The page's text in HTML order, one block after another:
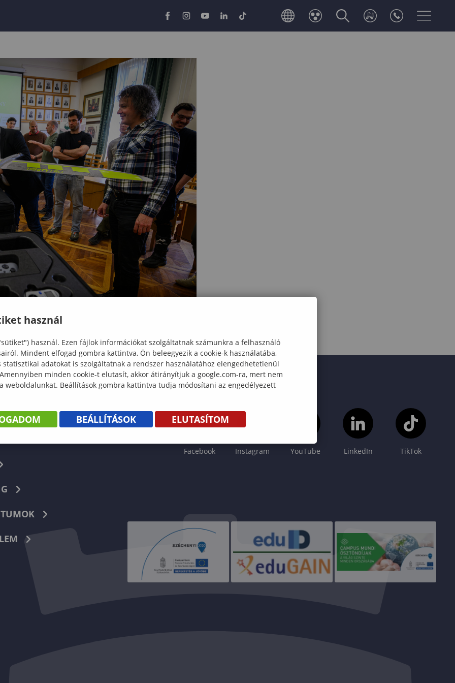
Facebook Instagram YouTube LinkedIn TikTok
használ
használ. Ezen fájlok információkat szolgáltatnak számunkra a felhasználó
Mindent elfogad gombra kattintva, Ön beleegyezik a cookie-k használatába,
statisztikai adatokat is szolgáltatnak a rendszer használatához elengedhetetlenül
minden cookie-t elutasít, akkor átirányítjuk a google.com-ra, mert nem
weboldalunkat. Beállítások gombra kattintva tudja módosítani az engedélyezett
BEÁLLÍTÁSOK ELUTASÍTOM